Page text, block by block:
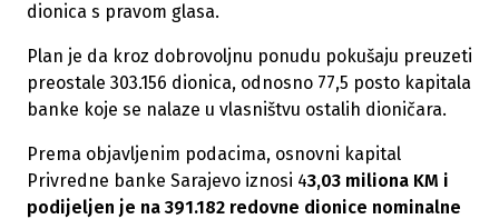
dionica s pravom glasa.
Plan je da kroz dobrovoljnu ponudu pokušaju preuzeti
preostale 303.156 dionica, odnosno 77,5 posto kapitala
banke koje se nalaze u vlasništvu ostalih dioničara.
Prema objavljenim podacima, osnovni kapital
Privredne banke Sarajevo iznosi 43,03 miliona KM i
podijeljen je na 391.182 redovne dionice nominalne